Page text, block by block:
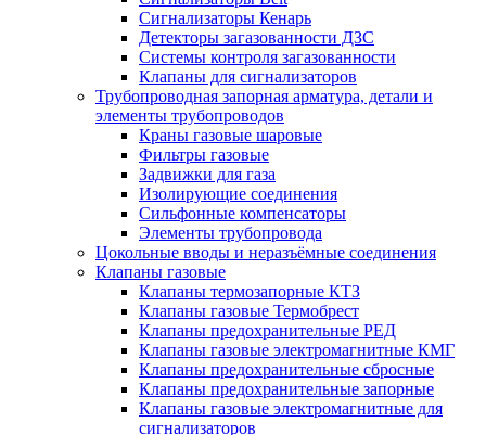
Сигнализаторы Кенарь
Детекторы загазованности ДЗС
Системы контроля загазованности
Клапаны для сигнализаторов
Трубопроводная запорная арматура, детали и
элементы трубопроводов
Краны газовые шаровые
Фильтры газовые
Задвижки для газа
Изолирующие соединения
Сильфонные компенсаторы
Элементы трубопровода
Цокольные вводы и неразъёмные соединения
Клапаны газовые
Клапаны термозапорные КТЗ
Клапаны газовые Термобрест
Клапаны предохранительные РЕД
Клапаны газовые электромагнитные КМГ
Клапаны предохранительные сбросные
Клапаны предохранительные запорные
Клапаны газовые электромагнитные для
сигнализаторов